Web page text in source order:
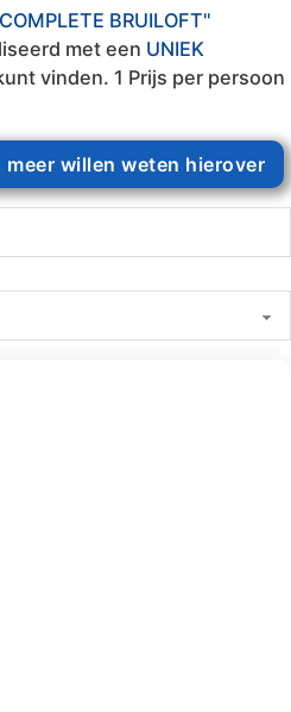
BRUILOFT"
met een UNIEK
vinden. 1 Prijs per persoon
willen weten hierover